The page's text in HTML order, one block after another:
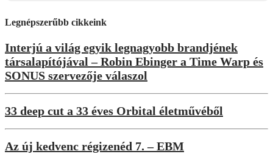
Legnépszerűbb cikkeink
Interjú a világ egyik legnagyobb brandjének
társalapítójával – Robin Ebinger a Time Warp és
SONUS szervezője válaszol
33 deep cut a 33 éves Orbital életművéből
Az új kedvenc régizenéd 7. – EBM